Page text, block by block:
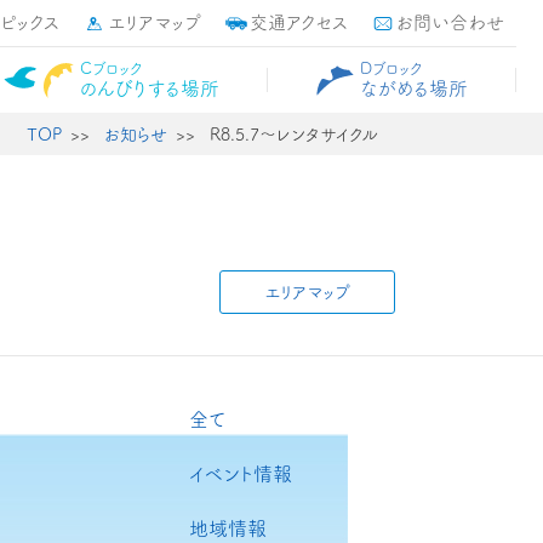
ックス エリアマップ 交通アクセス お問い合わせ
Cブロック
のんびりする場所
Dブロック
ながめる場所
TOP お知らせ R8.5.7～レンタサイクル
エリアマップ
全て
イベント情報
地域情報